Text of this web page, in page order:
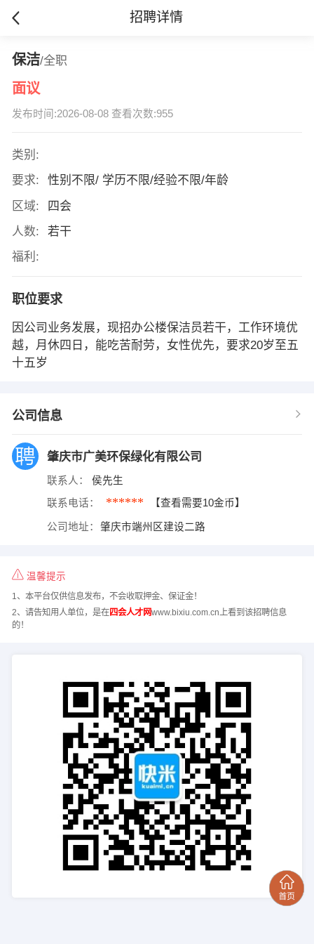
招聘详情
保洁/全职
面议
发布时间:2026-08-08 查看次数:955
类别:
要求:
性别不限/ 学历不限/经验不限/年龄
区域:
四会
人数:
若干
福利:
职位要求
因公司业务发展，现招办公楼保洁员若干，工作环境优
越，月休四日，能吃苦耐劳，女性优先，要求20岁至五
十五岁
公司信息
肇庆市广美环保绿化有限公司
联系人： 侯先生
联系电话： ****** 【查看需要10金币】
公司地址： 肇庆市端州区建设二路
温馨提示
1、本平台仅供信息发布，不会收取押金、保证金！
2、请告知用人单位，是在四会人才网www.bixiu.com.cn上看到该招聘信息
的！